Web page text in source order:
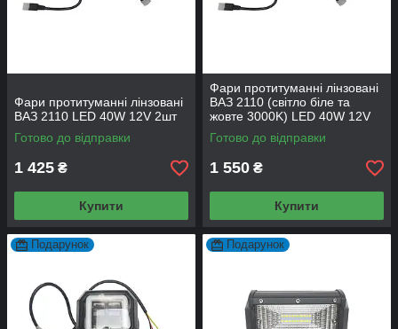
Фари протитуманні лінзовані
ВАЗ 2110 LED 40W 12V 2шт
Готово до відправки
1 425 ₴
Купити
Фари протитуманні лінзовані
ВАЗ 2110 (світло біле та
жовте 3000K) LED 40W 12V
2шт
Готово до відправки
1 550 ₴
Купити
Подарунок Подарунок